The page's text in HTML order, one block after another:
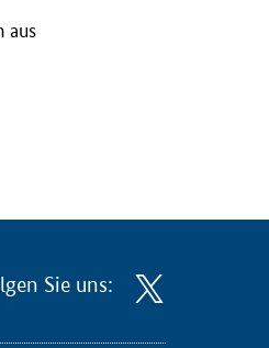
aus
Sie uns: